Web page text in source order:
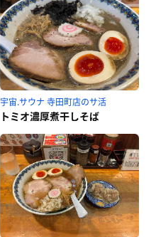
宇宙.サウナ 寺田町店のサ活
トミオ濃厚煮干しそば